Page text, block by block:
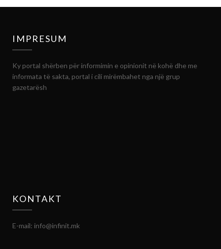
IMPRESUM
Ky portal shërben për informimin e opinionit në kohë dhe me
informata të sakta, portal i cili mirëmbahet nga një grup
gazetarësh
KONTAKT
E-mail: info@infinit.mk